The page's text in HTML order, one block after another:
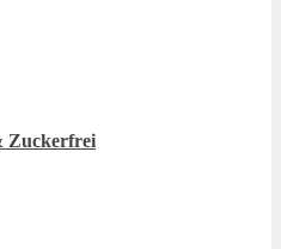
Zuckerfrei